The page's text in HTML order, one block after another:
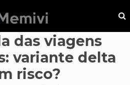
das viagens
variante delta
risco?